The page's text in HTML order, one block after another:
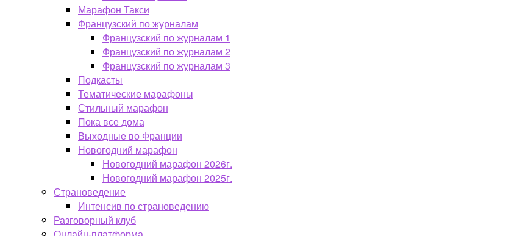
Марафон Такси
Французский по журналам
Французский по журналам 1
Французский по журналам 2
Французский по журналам 3
Подкасты
Тематические марафоны
Стильный марафон
Пока все дома
Выходные во Франции
Новогодний марафон
Новогодний марафон 2026г.
Новогодний марафон 2025г.
Страноведение
Интенсив по страноведению
Разговорный клуб